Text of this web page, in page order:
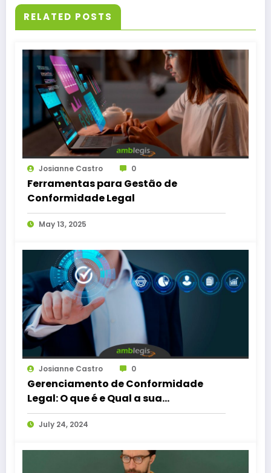
RELATED POSTS
Josianne Castro 0
Ferramentas para Gestão de
Conformidade Legal
May 13, 2025
Josianne Castro 0
Gerenciamento de Conformidade
Legal: O que é e Qual a sua
Importância
July 24, 2024